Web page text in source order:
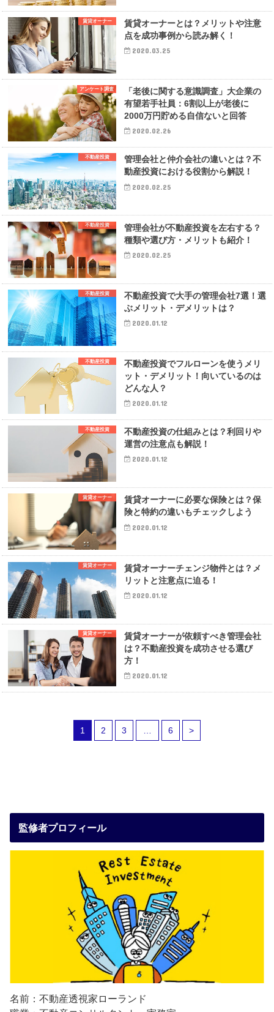
賃貸オーナー
賃貸オーナーとは？メリットや注意
点を成功事例から読み解く！
2020.03.25
アンケート調査
「老後に関する意識調査」大企業の
有望若手社員：6割以上が老後に
2000万円貯める自信ないと回答
2020.02.26
不動産投資
管理会社と仲介会社の違いとは？不
動産投資における役割から解説！
2020.02.25
不動産投資
管理会社が不動産投資を左右する？
種類や選び方・メリットも紹介！
2020.02.25
不動産投資
不動産投資で大手の管理会社7選！選
ぶメリット・デメリットは？
2020.01.12
不動産投資
不動産投資でフルローンを使うメリ
ット・デメリット！向いているのは
どんな人？
2020.01.12
不動産投資
不動産投資の仕組みとは？利回りや
運営の注意点も解説！
2020.01.12
賃貸オーナー
賃貸オーナーに必要な保険とは？保
険と特約の違いもチェックしよう
2020.01.12
賃貸オーナー
賃貸オーナーチェンジ物件とは？メ
リットと注意点に迫る！
2020.01.12
賃貸オーナー
賃貸オーナーが依頼すべき管理会社
は？不動産投資を成功させる選び
方！
2020.01.12
1 2 3 … 6 >
監修者プロフィール
名前：不動産透視家ローランド